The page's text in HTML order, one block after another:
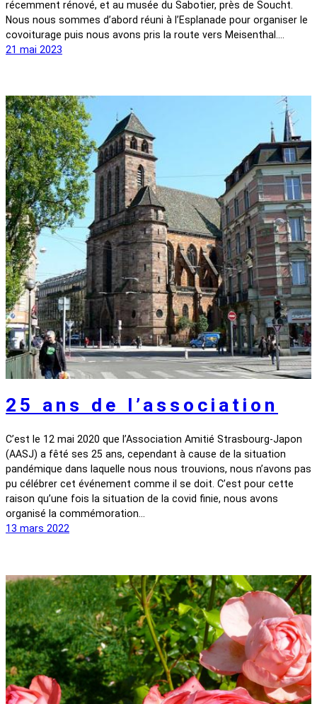
récemment rénové, et au musée du Sabotier, près de Soucht.
Nous nous sommes d’abord réuni à l’Esplanade pour organiser le
covoiturage puis nous avons pris la route vers Meisenthal.…
21 mai 2023
25 ans de l’association
C’est le 12 mai 2020 que l’Association Amitié Strasbourg-Japon
(AASJ) a fêté ses 25 ans, cependant à cause de la situation
pandémique dans laquelle nous nous trouvions, nous n’avons pas
pu célébrer cet événement comme il se doit. C’est pour cette
raison qu’une fois la situation de la covid finie, nous avons
organisé la commémoration…
13 mars 2022